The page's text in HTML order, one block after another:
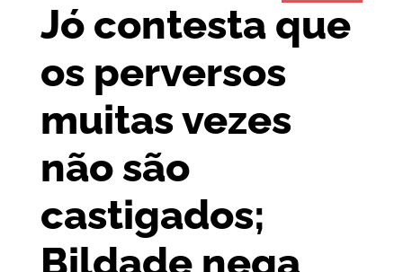
Jó contesta que
os perversos
muitas vezes
não são
castigados;
Bildade nega